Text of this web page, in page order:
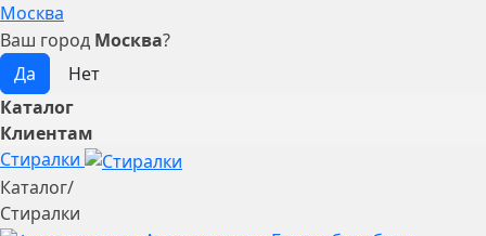
Москва
Ваш город Москва?
Каталог
Клиентам
Стиралки
Каталог/
Стиралки